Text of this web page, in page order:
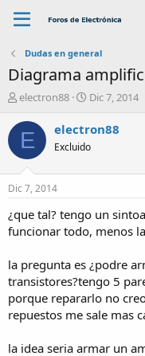
Dudas en general
Diagrama
A
t
o
r
electron88
F
c
a
n
c
o
Dic 7, 2014
E electron88
Excluido
Dic 7, 2014
¿que tal? tengo un
funcionar todo, menos
la pregunta es ¿podre
transistores?tengo 5
porque repararlo no
repuestos me sale mas
la idea seria armar un